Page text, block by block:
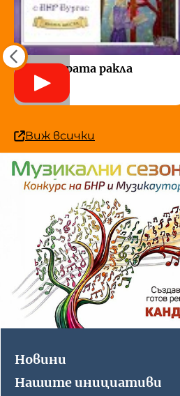
20. Старата ракла
Виж всички
Новини
Нашите инициативи